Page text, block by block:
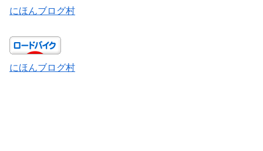
にほんブログ村
にほんブログ村